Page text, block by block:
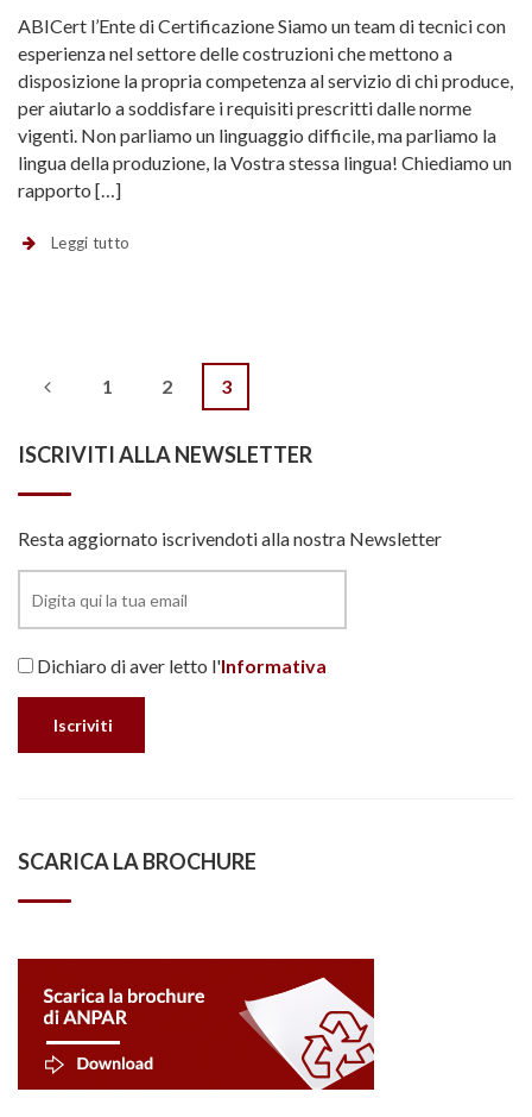
ABICert l’Ente di Certificazione Siamo un team di tecnici con
esperienza nel settore delle costruzioni che mettono a
disposizione la propria competenza al servizio di chi produce,
per aiutarlo a soddisfare i requisiti prescritti dalle norme
vigenti. Non parliamo un linguaggio difficile, ma parliamo la
lingua della produzione, la Vostra stessa lingua! Chiediamo un
rapporto […]
Leggi tutto
Navigazione
1 2 3
ISCRIVITI ALLA NEWSLETTER
Resta aggiornato iscrivendoti alla nostra Newsletter
Dichiaro di aver letto l'Informativa
SCARICA LA BROCHURE